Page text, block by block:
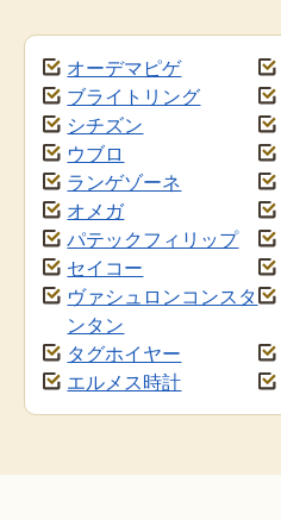
オーデマピゲ
ブライトリング
シチズン
ウブロ
ランゲゾーネ
オメガ
パテックフィリップ
セイコー
ヴァシュロンコンスタ
ンタン
タグホイヤー
エルメス時計